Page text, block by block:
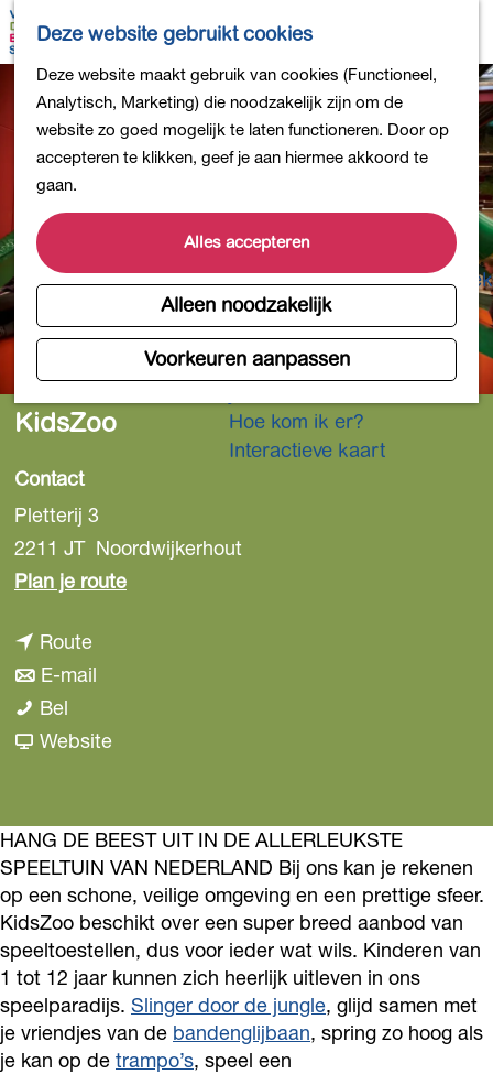
Deze website gebruikt cookies
Deze website maakt gebruik van cookies (Functioneel,
Analytisch, Marketing) die noodzakelijk zijn om de
website zo goed mogelijk te laten functioneren. Door op
accepteren te klikken, geef je aan hiermee akkoord te
gaan.
Alles accepteren
Alleen noodzakelijk
Voorkeuren aanpassen
d
h
o
m
K
a
r
t
Z
e
k
e
n
e
n
u
Bollen en Bloemen
Uit eten
DB4daagse - Inschrijven
Kinderactiviteiten
De natuur in
Musea en meer
Producten uit de Bollenstreek
Gezond en actief
Overnachten
Hoe kom ik er?
Interactieve kaart
KidsZoo
Contact
Pletterij 3
2211 JT Noordwijkerhout
Plan je routen
Z
o
o
Routen
a
r
d
s
Z
o
o
E-mail
a
i
d
s
Z
o
o
Bel
i
Z
o
o
Websitev
K
i
d
s
Z
o
o
HANG DE BEEST UIT IN DE ALLERLEUKSTE
SPEELTUIN VAN NEDERLAND Bij ons kan je rekenen
op een schone, veilige omgeving en een prettige sfeer.
KidsZoo beschikt over een super breed aanbod van
speeltoestellen, dus voor ieder wat wils. Kinderen van
1 tot 12 jaar kunnen zich heerlijk uitleven in ons
speelparadijs. Slinger door de jungle, glijd samen met
je vriendjes van de bandenglijbaan, spring zo hoog als
je kan op de trampo’s, speel een